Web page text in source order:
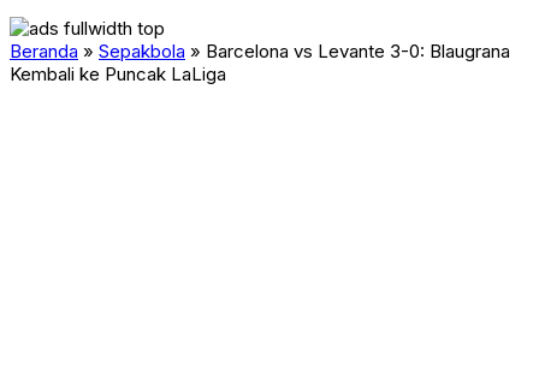
Beranda » Sepakbola » Barcelona vs Levante 3-0: Blaugrana
Kembali ke Puncak LaLiga